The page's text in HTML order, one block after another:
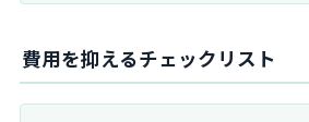
費用を抑えるチェックリスト